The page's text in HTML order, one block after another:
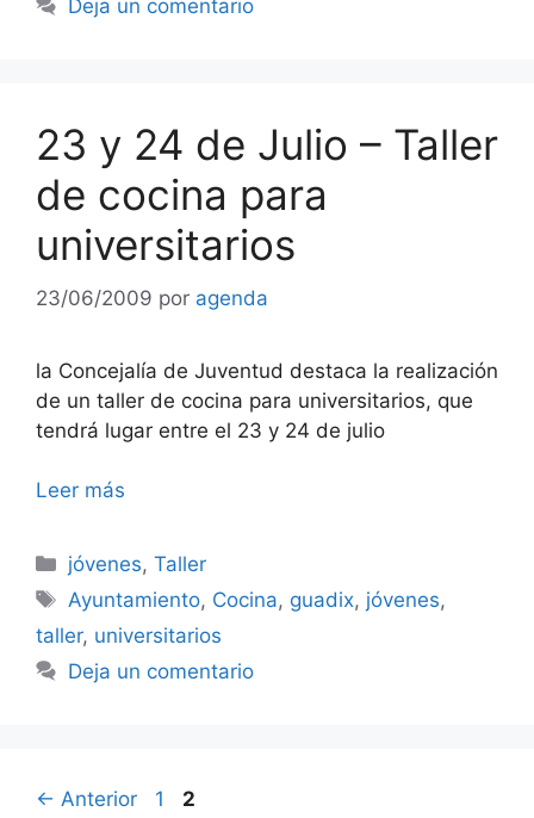
Deja un comentario
23 y 24 de Julio – Taller
de cocina para
universitarios
23/06/2009 por agenda
la Concejalía de Juventud destaca la realización
de un taller de cocina para universitarios, que
tendrá lugar entre el 23 y 24 de julio
Leer más
Categorías
jóvenes,Taller
Etiquetas
Ayuntamiento, Cocina, guadix, jóvenes,
taller, universitarios
Deja un comentario
← Anterior Página
1 Página
2